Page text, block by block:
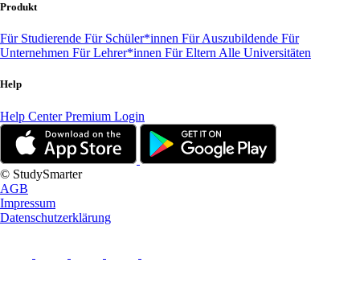
Produkt
Für Studierende Für Schüler*innen Für Auszubildende Für
Unternehmen Für Lehrer*innen Für Eltern Alle Universitäten
Help
Help CenterPremium Login
© StudySmarter
AGB
Impressum
Datenschutzerklärung